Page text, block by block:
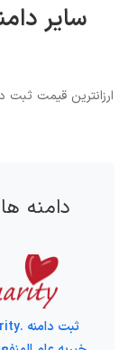
سایر
دامنه